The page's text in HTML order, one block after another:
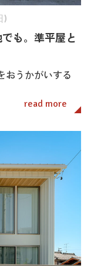
)
も。準平屋と
おうかがいする
read more